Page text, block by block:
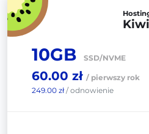
Kiwi
10GB SSD/NVME
60.00 zł / pierwszy rok
249.00 zł/ odnowienie